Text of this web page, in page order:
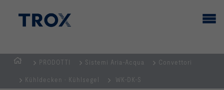
PRODOTTI Sistemi Aria-Acqua Convettori
Kühldecken · Kühlsegel WK-DK-S